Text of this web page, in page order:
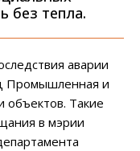
без тепла.
аварии
Промышленная и
объектов. Такие
в мэрии